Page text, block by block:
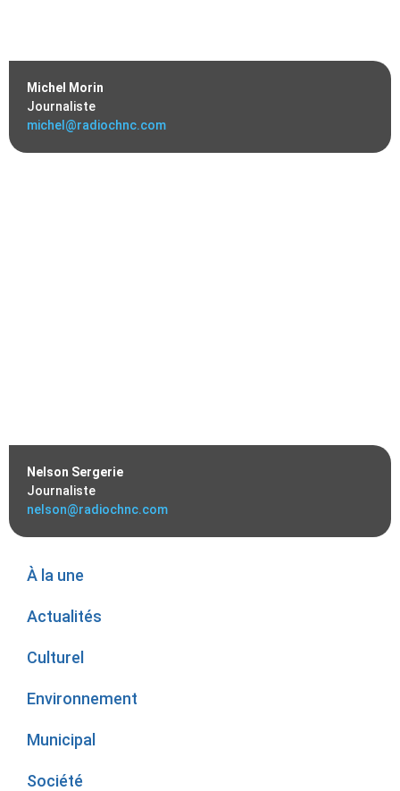
Michel Morin
Journaliste
michel@radiochnc.com
Nelson Sergerie
Journaliste
nelson@radiochnc.com
À la une
Actualités
Culturel
Environnement
Municipal
Société